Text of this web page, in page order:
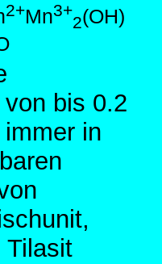
2+Mn3+
2(OH)
bis 0.2
in
Tilasit